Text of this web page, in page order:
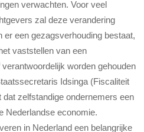
verwachten. Voor veel
zal deze verandering
er een gezagsverhouding bestaat,
vaststellen van een
worden gehouden
Idsinga (Fiscaliteit
zelfstandige ondernemers een
Nederlandse economie.
in Nederland een belangrijke